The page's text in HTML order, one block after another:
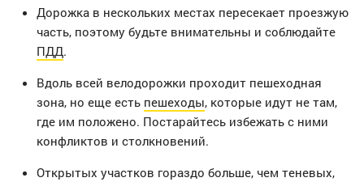
Дорожка в нескольких местах пересекает проезжую
часть, поэтому будьте внимательны и соблюдайте
ПДД.
Вдоль всей велодорожки проходит пешеходная
зона, но еще есть пешеходы, которые идут не там,
где им положено. Постарайтесь избежать с ними
конфликтов и столкновений.
Открытых участков гораздо больше, чем теневых,